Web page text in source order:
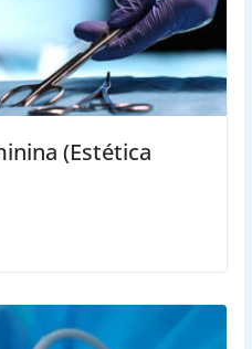
(Estética